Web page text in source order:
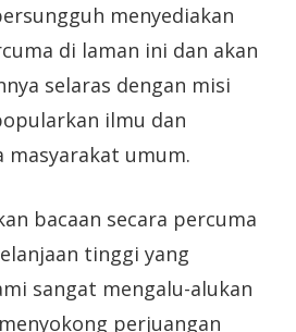
menyediakan
di laman ini dan akan
selaras dengan misi
ilmu dan
masyarakat umum.
bacaan secara percuma
tinggi yang
sangat mengalu-alukan
perjuangan